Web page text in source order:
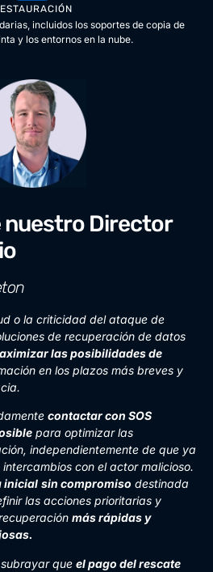
incluidos los soportes de copia de
y los entornos en la nube.
nuestro Director
o la criticidad del ataque de
de recuperación de datos
las posibilidades de
en los plazos más breves y
contactar con SOS
para optimizar las
independientemente de que ya
con el actor malicioso.
inicial sin compromiso destinada
las acciones prioritarias y
más rápidas y
que el pago del rescate